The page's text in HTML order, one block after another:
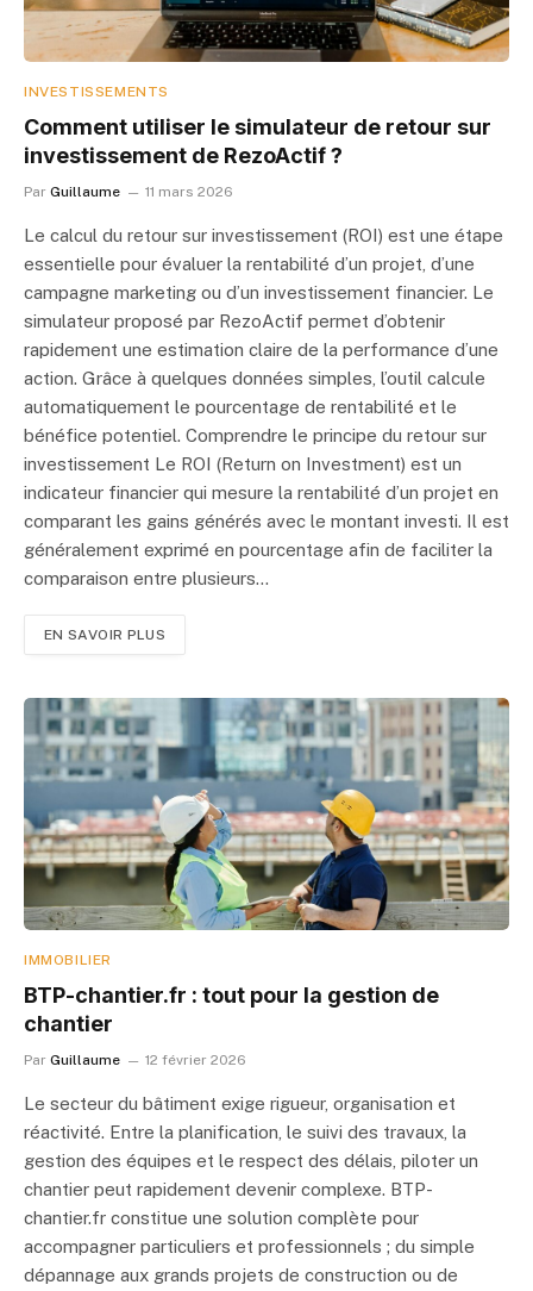
INVESTISSEMENTS
Comment utiliser le simulateur de retour sur
investissement de RezoActif ?
Par Guillaume 11 mars 2026
Le calcul du retour sur investissement (ROI) est une étape
essentielle pour évaluer la rentabilité d’un projet, d’une
campagne marketing ou d’un investissement financier. Le
simulateur proposé par RezoActif permet d’obtenir
rapidement une estimation claire de la performance d’une
action. Grâce à quelques données simples, l’outil calcule
automatiquement le pourcentage de rentabilité et le
bénéfice potentiel. Comprendre le principe du retour sur
investissement Le ROI (Return on Investment) est un
indicateur financier qui mesure la rentabilité d’un projet en
comparant les gains générés avec le montant investi. Il est
généralement exprimé en pourcentage afin de faciliter la
comparaison entre plusieurs…
EN SAVOIR PLUS
IMMOBILIER
BTP-chantier.fr : tout pour la gestion de
chantier
Par Guillaume 12 février 2026
Le secteur du bâtiment exige rigueur, organisation et
réactivité. Entre la planification, le suivi des travaux, la
gestion des équipes et le respect des délais, piloter un
chantier peut rapidement devenir complexe. BTP-
chantier.fr constitue une solution complète pour
accompagner particuliers et professionnels ; du simple
dépannage aux grands projets de construction ou de